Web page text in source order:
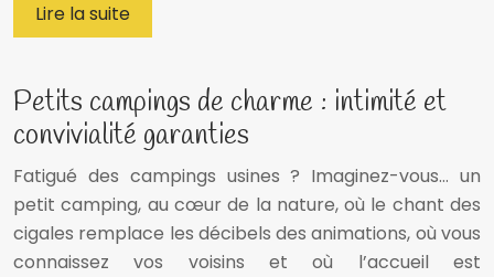
Lire la suite
Petits campings de charme : intimité et
convivialité garanties
Fatigué des campings usines ? Imaginez-vous… un
petit camping, au cœur de la nature, où le chant des
cigales remplace les décibels des animations, où vous
connaissez vos voisins et où l’accueil est